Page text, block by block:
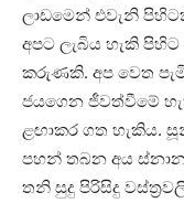
ලාඩමෙන් එවැනි
අපට ලැබිය හැකි
කරුණකි. අප වෙත
ජයගෙන ජීවත්වීමේ
ළඟාකර ගත හැකිය.
පහන් තබන අය
තනි සුදු පිරිසිදු